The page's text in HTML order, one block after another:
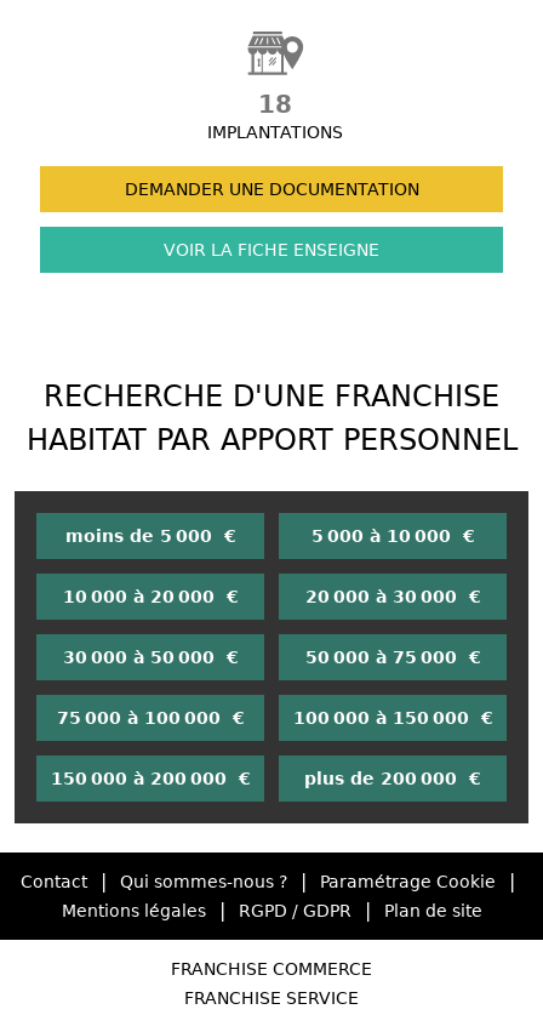
18
IMPLANTATIONS
DEMANDER UNE DOCUMENTATION
VOIR LA FICHE ENSEIGNE
RECHERCHE D'UNE FRANCHISE
HABITAT PAR APPORT PERSONNEL
moins de 5 000 € 5 000 à 10 000 €
10 000 à 20 000 € 20 000 à 30 000 €
30 000 à 50 000 € 50 000 à 75 000 €
75 000 à 100 000 € 100 000 à 150 000 €
150 000 à 200 000 € plus de 200 000 €
Contact | Qui sommes-nous ? | Paramétrage Cookie |
Mentions légales | RGPD / GDPR | Plan de site
FRANCHISE COMMERCE
FRANCHISE SERVICE